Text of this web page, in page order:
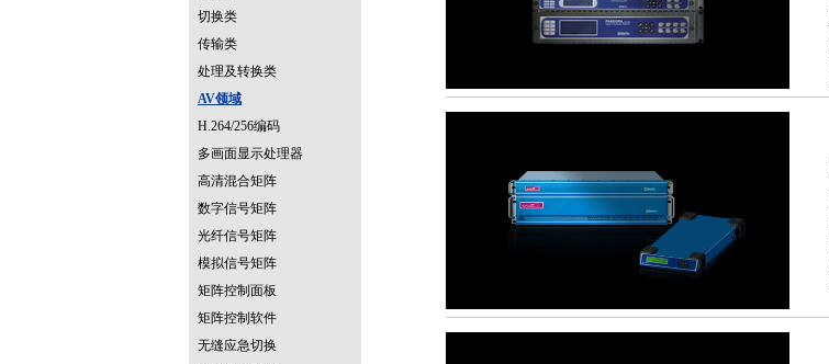
切换类
传输类
处理及转换类
AV领域
H.264/256编码
多画面显示处理器
高清混合矩阵
数字信号矩阵
光纤信号矩阵
模拟信号矩阵
矩阵控制面板
矩阵控制软件
无缝应急切换